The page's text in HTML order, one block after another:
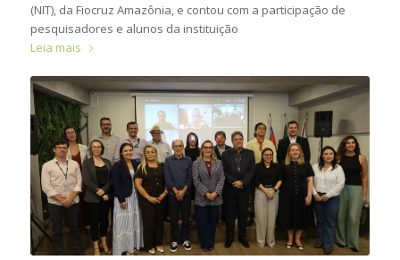
(NIT), da Fiocruz Amazônia, e contou com a participação de
pesquisadores e alunos da instituição
Leia mais